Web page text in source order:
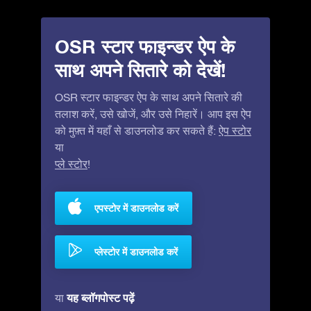
OSR स्टार फाइन्डर ऐप के
साथ अपने सितारे को देखें!
OSR स्टार फाइन्डर ऐप के साथ अपने सितारे की
तलाश करें, उसे खोजें, और उसे निहारें। आप इस ऐप
को मुफ़्त में यहाँ से डाउनलोड कर सकते हैं: ऐप स्टोर
या
प्ले स्टोर!
एपस्टोर में डाउनलोड करें
प्लेस्टोर में डाउनलोड करें
यायह ब्लॉगपोस्ट पढ़ें